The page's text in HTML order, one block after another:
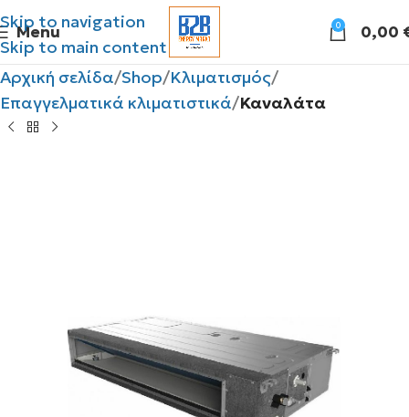
Skip to navigation
Skip to main content
Menu 0 0,00
Αρχική σελίδα Shop Κλιματισμός
Επαγγελματικά κλιματιστικά Καναλάτα